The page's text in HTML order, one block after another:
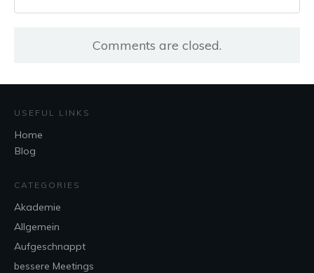
Comments are closed.
USEFUL LINKS
Home
Blog
CATEGORIES
Akademie
Allgemein
Aufgeschnappt
bessere Meetings